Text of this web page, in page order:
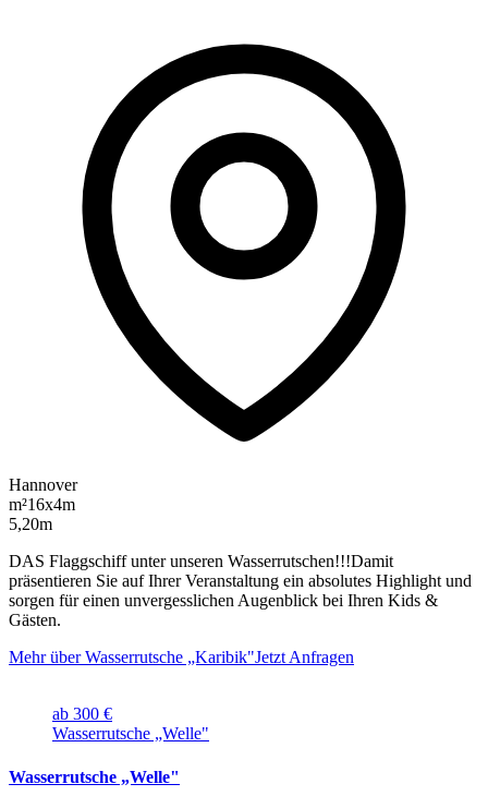
Hannover
m²16x4m
5,20m
DAS Flaggschiff unter unseren Wasserrutschen!!!Damit
präsentieren Sie auf Ihrer Veranstaltung ein absolutes Highlight und
sorgen für einen unvergesslichen Augenblick bei Ihren Kids &
Gästen.
Mehr über Wasserrutsche „Karibik"Jetzt Anfragen
ab 300 €
Wasserrutsche „Welle"
Wasserrutsche „Welle"